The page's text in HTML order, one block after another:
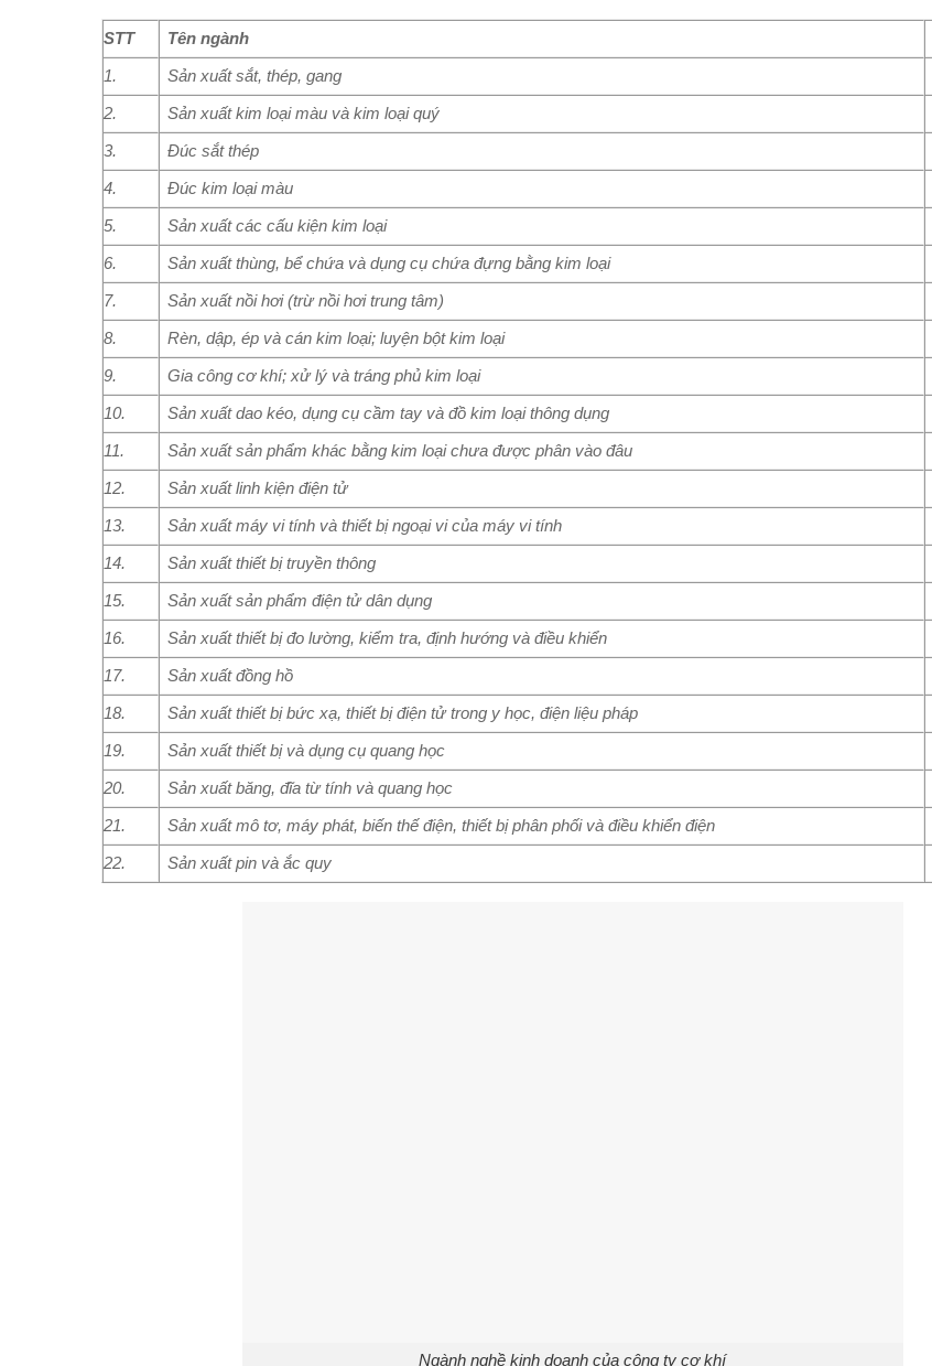
STT Tên ngành
1. Sản xuất sắt, thép, gang
2. Sản xuất kim loại màu và kim loại quý
3. Đúc sắt thép
4. Đúc kim loại màu
5. Sản xuất các cấu kiện kim loại
6. Sản xuất thùng, bể chứa và dụng cụ chứa đựng bằng kim loại
7. Sản xuất nồi hơi (trừ nồi hơi trung tâm)
8. Rèn, dập, ép và cán kim loại; luyện bột kim loại
9. Gia công cơ khí; xử lý và tráng phủ kim loại
10. Sản xuất dao kéo, dụng cụ cầm tay và đồ kim loại thông dụng
11. Sản xuất sản phẩm khác bằng kim loại chưa được phân vào đâu
12. Sản xuất linh kiện điện tử
13. Sản xuất máy vi tính và thiết bị ngoại vi của máy vi tính
14. Sản xuất thiết bị truyền thông
15. Sản xuất sản phẩm điện tử dân dụng
16. Sản xuất thiết bị đo lường, kiểm tra, định hướng và điều khiển
17. Sản xuất đồng hồ
18. Sản xuất thiết bị bức xạ, thiết bị điện tử trong y học, điện liệu pháp
19. Sản xuất thiết bị và dụng cụ quang học
20. Sản xuất băng, đĩa từ tính và quang học
21. Sản xuất mô tơ, máy phát, biến thế điện, thiết bị phân phối và điều khiển điện
22. Sản xuất pin và ắc quy
Ngành nghề kinh doanh của công ty cơ khí